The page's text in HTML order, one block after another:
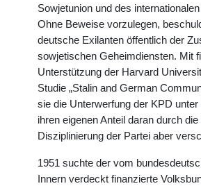
Sowjetunion und des
Ohne Beweise vorzulegen,
deutsche Exilanten öffentlich der
sowjetischen Geheimdiensten. Mit
Unterstützung der Harvard
Studie „Stalin and German
sie die Unterwerfung der KPD unter
ihren eigenen Anteil daran durch
Disziplinierung der Partei aber
1951 suchte der vom
Innern verdeckt finanzierte